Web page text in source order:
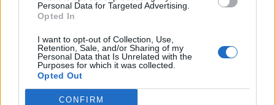
Personal Data for Targeted Advertising.
Opted In
I want to opt-out of Collection, Use,
Retention, Sale, and/or Sharing of my
Personal Data that Is Unrelated with the
Purposes for which it was collected.
Opted Out
CONFIRM
υπεύθυνη επικοινωνίας στην Ε.Σ.Α.Ε.
Η Ε.Σ.Α.Ε. καλεί κάθε ασθενή, επαγγελματία
υγείας και Οργανισμό να δει τον Χάρτη, να
εξερευνήσει τις δυνατότητές του και να
συμβάλει ενεργά στην κοινή προσπάθεια.